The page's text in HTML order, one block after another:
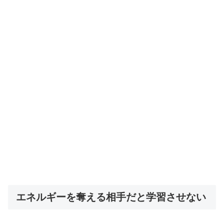
エネルギーを奪える相手だと学習させない